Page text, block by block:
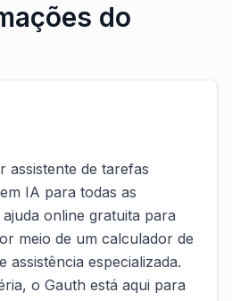
do
assistente de tarefas
IA para todas as
online gratuita para
meio de um calculador de
assistência especializada.
o Gauth está aqui para